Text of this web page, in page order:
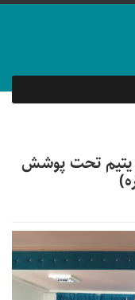
برای ۱۵۰ کودک یتیم تحت پوشش